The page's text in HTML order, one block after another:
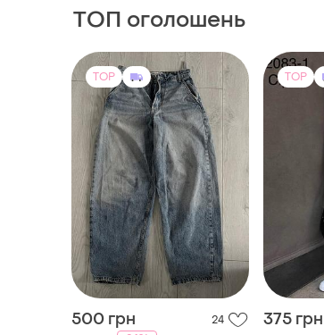
ТОП оголошень
TOP
500 грн 24
TOP
375 грн